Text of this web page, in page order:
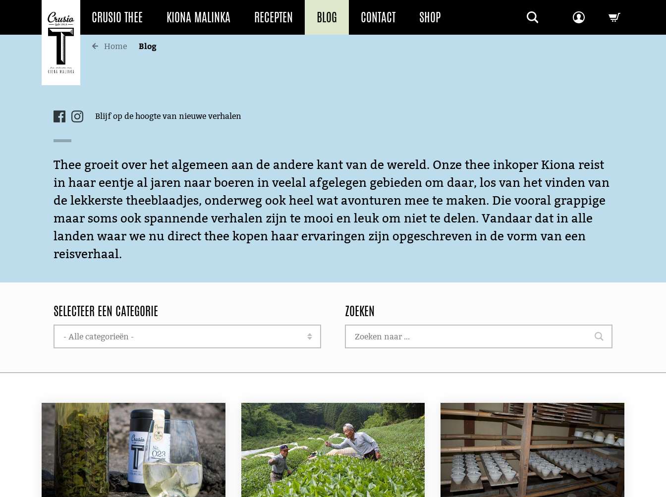
CRUSIO THEE KIONA MALINKA RECEPTEN BLOG CONTACT SHOP
Home Blog
Blijf op de hoogte van nieuwe verhalen
Thee groeit over het algemeen aan de andere kant van de wereld. Onze thee inkoper Kiona reist
in haar eentje al jaren naar boeren in veelal afgelegen gebieden om daar, los van het vinden van
de lekkerste theeblaadjes, onderweg ook heel wat avonturen mee te maken. Die vooral grappige
maar soms ook spannende verhalen zijn te mooi en leuk om niet te delen. Vandaar dat in alle
landen waar we nu direct thee kopen haar ervaringen zijn opgeschreven in de vorm van een
reisverhaal.
SELECTEER EEN CATEGORIE ZOEKEN